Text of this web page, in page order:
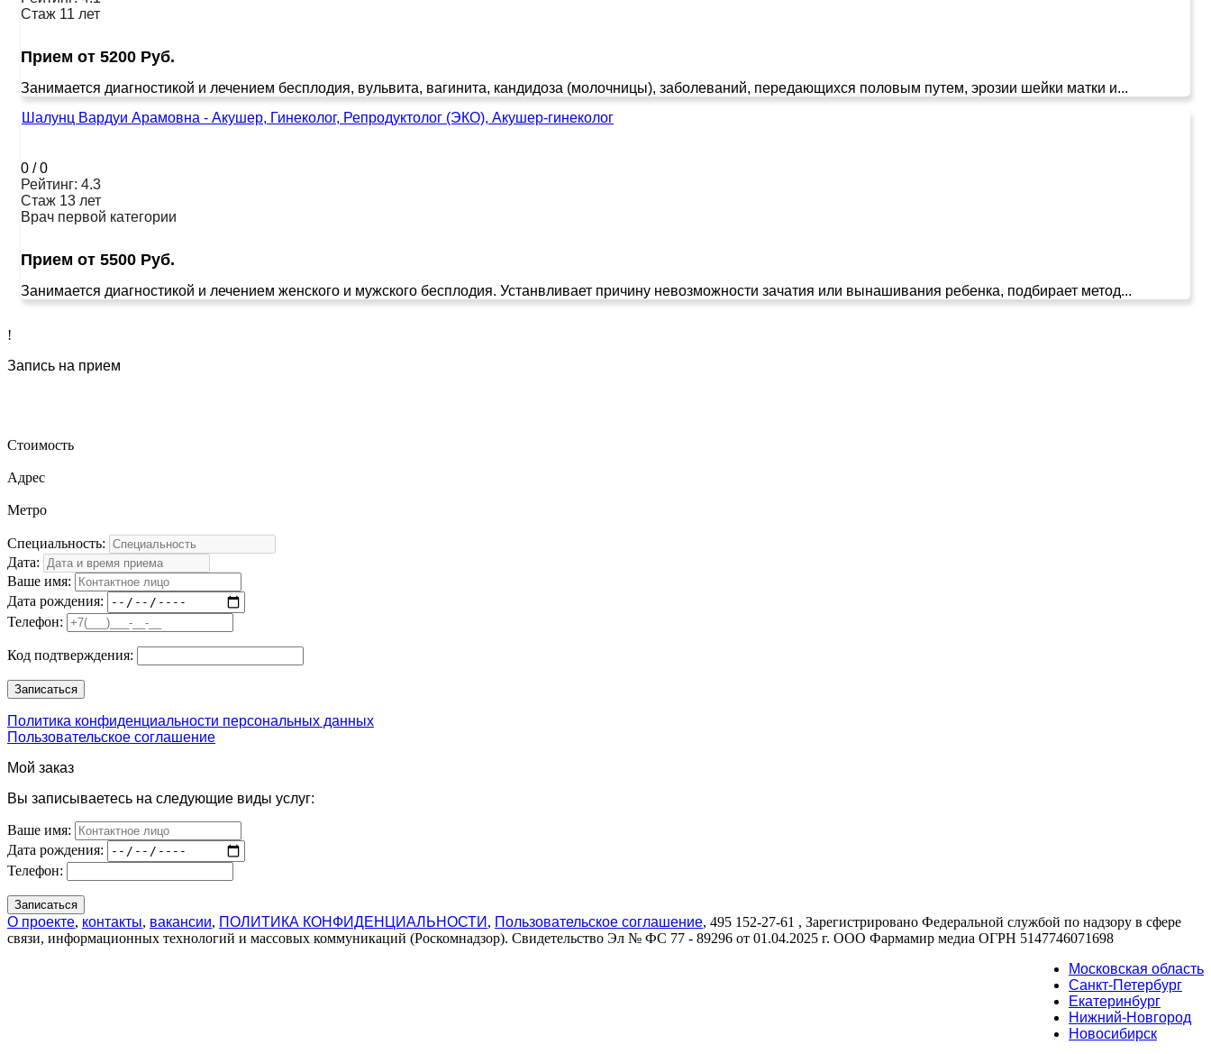
Стаж 11 лет
Прием от 5200 Руб.
Занимается диагностикой и лечением бесплодия, вульвита, вагинита, кандидоза (молочницы), заболеваний, передающихся половым путем, эрозии шейки матки и...
Шалунц Вардуи Арамовна - Акушер, Гинеколог, Репродуктолог (ЭКО), Акушер-гинеколог
0 /0
Рейтинг: 4.3
Стаж 13 лет
Врач первой категории
Прием от 5500 Руб.
Занимается диагностикой и лечением женского и мужского бесплодия. Устанвливает причину невозможности зачатия или вынашивания ребенка, подбирает метод...
!
Запись на прием
Стоимость
Адрес
Метро
Специальность:
Дата:
Ваше имя:
Дата рождения:
Телефон:
Код подтверждения:
Политика конфиденциальности персональных данных
Пользовательское соглашение
Мой заказ
Вы записываетесь на следующие виды услуг:
Ваше имя:
Дата рождения:
Телефон:
О проекте, контакты, вакансии, ПОЛИТИКА КОНФИДЕНЦИАЛЬНОСТИ , Пользовательское соглашение, 495 152-27-61 , Зарегистрировано Федеральной службой по надзору в сфере
связи, информационных технологий и массовых коммуникаций (Роскомнадзор). Свидетельство Эл № ФС 77 - 89296 от 01.04.2025 г. ООО Фармамир медиа ОГРН 5147746071698
Московская область
Санкт-Петербург
Екатеринбург
Нижний-Новгород
Новосибирск